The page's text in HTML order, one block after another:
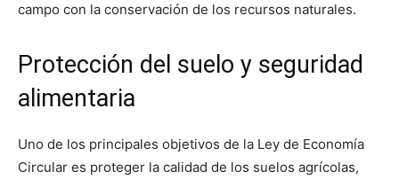
campo con la conservación de los recursos naturales.
Protección del suelo y seguridad
alimentaria
Uno de los principales objetivos de la Ley de Economía
Circular es proteger la calidad de los suelos agrícolas,